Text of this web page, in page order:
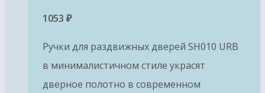
1053 ₽
Ручки для раздвижных дверей SH010 URB
в минималистичном стиле украсят
дверное полотно в современном